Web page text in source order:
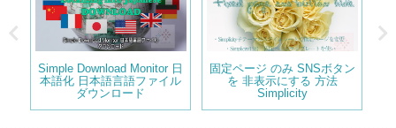
Simple Download Monitor 日
本語化 日本語言語ファイル
ダウンロード
固定ページ のみ SNSボタン
を 非表示にする 方法
Simplicity